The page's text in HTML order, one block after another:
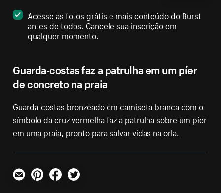
Guarda-costas faz a patrulha em um píer
de concreto na praia
Guarda-costas bronzeado em camiseta branca com o
símbolo da cruz vermelha faz a patrulha sobre um píer
em uma praia, pronto para salvar vidas na orla.
Acesse as fotos grátis e mais conteúdo do Burst
antes de todos. Cancele sua inscrição em
qualquer momento.
E-mailPinterestFacebookTwitter